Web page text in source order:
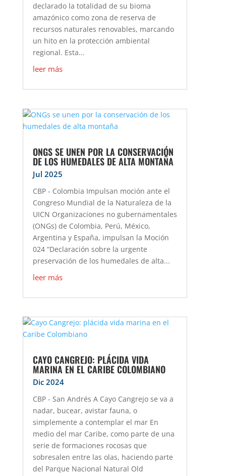
declarado la totalidad de su bioma
amazónico como zona de reserva de
recursos naturales renovables, marcando
un hito en la protección ambiental
regional. Esta...
leer más
ONGS SE UNEN POR LA CONSERVACIÓN
DE LOS HUMEDALES DE ALTA MONTAÑA
Jul 2025
CBP - Colombia Impulsan moción ante el
Congreso Mundial de la Naturaleza de la
UICN Organizaciones no gubernamentales
(ONGs) de Colombia, Perú, México,
Argentina y España, impulsan la Moción
024 “Declaración sobre la urgente
preservación de los humedales de alta...
leer más
CAYO CANGREJO: PLÁCIDA VIDA
MARINA EN EL CARIBE COLOMBIANO
Dic 2024
CBP - San Andrés A Cayo Cangrejo se va a
nadar, bucear, avistar fauna, o
simplemente a contemplar el mar En
medio del mar Caribe, como parte de una
serie de formaciones rocosas que
sobresalen entre las olas, haciendo parte
del Parque Nacional Natural Old